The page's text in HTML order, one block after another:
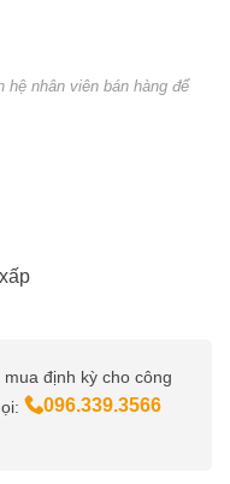
hệ nhân viên bán hàng để
định kỳ cho công
096.339.3566